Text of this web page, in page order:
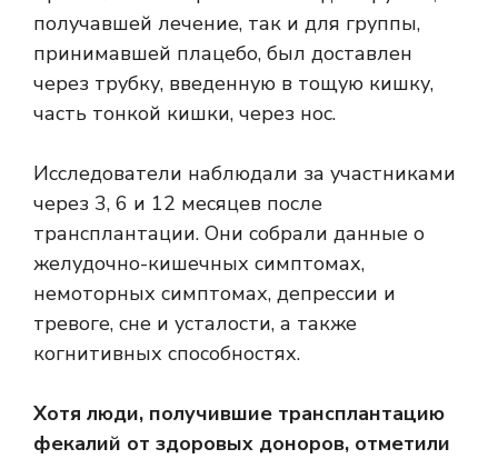
получавшей лечение, так и для группы,
принимавшей плацебо, был доставлен
через трубку, введенную в тощую кишку,
часть тонкой кишки, через нос.
Исследователи наблюдали за участниками
через 3, 6 и 12 месяцев после
трансплантации. Они собрали данные о
желудочно-кишечных симптомах,
немоторных симптомах, депрессии и
тревоге, сне и усталости, а также
когнитивных способностях.
Хотя люди, получившие трансплантацию
фекалий от здоровых доноров, отметили